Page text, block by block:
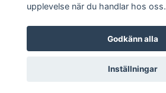
© 2026 sweklader
upplevelse när du handlar hos oss.
Godkänn alla
Inställningar